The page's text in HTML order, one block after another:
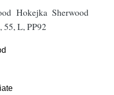
Hokejka Sherwood
L, PP92